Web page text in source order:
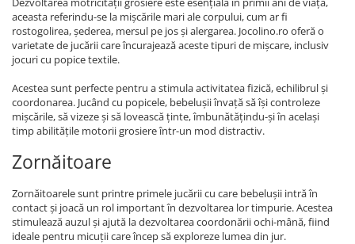
aceasta referindu-se la mișcările mari ale corpului, cum ar fi
rostogolirea, șederea, mersul pe jos și alergarea. Jocolino.ro oferă o
varietate de jucării care încurajează aceste tipuri de mișcare, inclusiv
jocuri cu popice textile.
Acestea sunt perfecte pentru a stimula activitatea fizică, echilibrul și
coordonarea. Jucând cu popicele, bebelușii învață să își controleze
mișcările, să vizeze și să lovească ținte, îmbunătățindu-și în același
timp abilitățile motorii grosiere într-un mod distractiv.
Zornăitoare
Zornăitoarele sunt printre primele jucării cu care bebelușii intră în
contact și joacă un rol important în dezvoltarea lor timpurie. Acestea
stimulează auzul și ajută la dezvoltarea coordonării ochi-mână, fiind
ideale pentru micuții care încep să exploreze lumea din jur.